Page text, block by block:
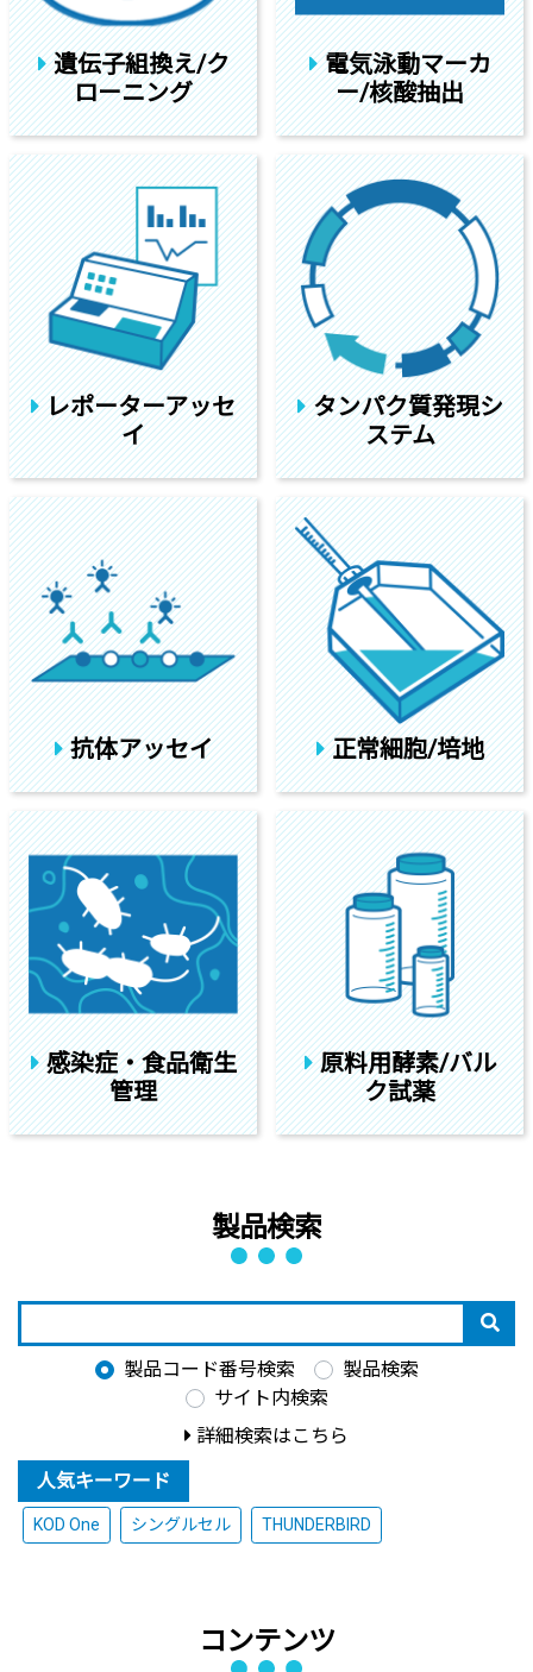
遺伝子組換え/ク
ローニング
電気泳動マーカ
ー/核酸抽出
レポーターアッセ
イ
タンパク質発現シ
ステム
抗体アッセイ 正常細胞/培地
感染症・食品衛生
管理
原料用酵素/バル
ク試薬
製品検索
製品コード番号検索
製品検索
サイト内検索
詳細検索はこちら
人気キーワード
KOD One シングルセル THUNDERBIRD
コンテンツ